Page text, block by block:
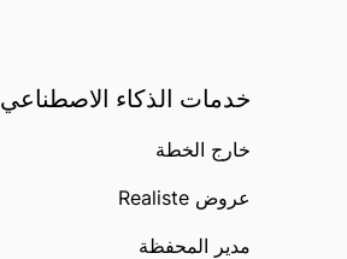
خدمات الذكاء الاصطناعي
خارج الخطة
عروض Realiste
مدير المحفظة